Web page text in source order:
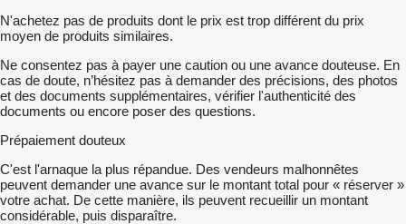
N'achetez pas de produits dont le prix est trop différent du prix
moyen de produits similaires.
Ne consentez pas à payer une caution ou une avance douteuse. En
cas de doute, n’hésitez pas à demander des précisions, des photos
et des documents supplémentaires, vérifier l'authenticité des
documents ou encore poser des questions.
Prépaiement douteux
C'est l'arnaque la plus répandue. Des vendeurs malhonnêtes
peuvent demander une avance sur le montant total pour « réserver »
votre achat. De cette manière, ils peuvent recueillir un montant
considérable, puis disparaître.